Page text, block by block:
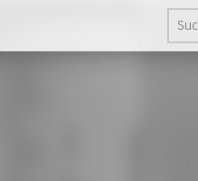
Suchen nach: